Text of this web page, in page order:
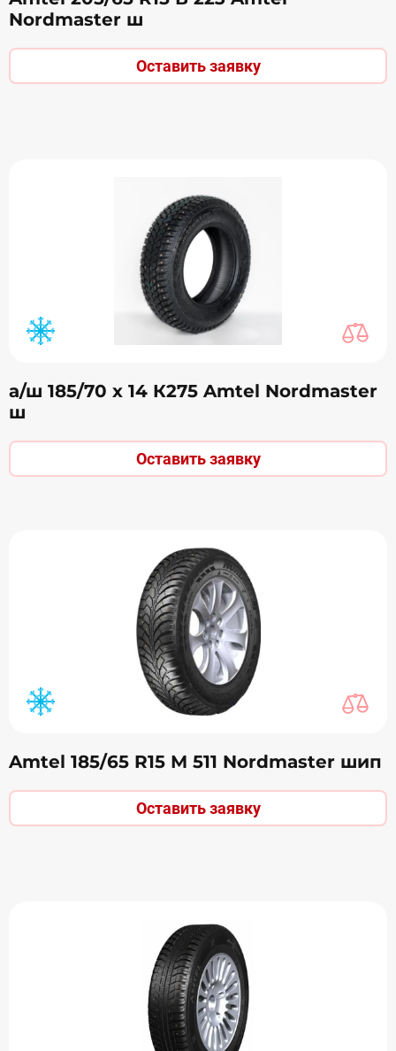
Nordmaster ш
Оставить заявку
а/ш 185/70 х 14 К275 Amtel Nordmaster
ш
Оставить заявку
Amtel 185/65 R15 М 511 Nordmaster шип
Оставить заявку